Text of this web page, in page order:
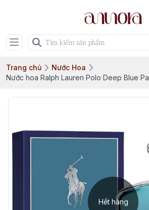
Trang chủ
Nước Hoa
Nước hoa Ralph Lauren Polo Deep Blue
Hết hàng